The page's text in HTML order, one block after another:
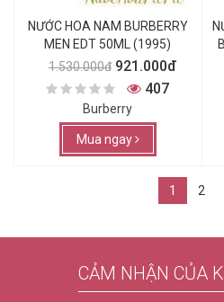
NƯỚC HOA NAM BURBERRY
MEN EDT 50ML (1995)
1.530.000đ 921.000đ
407
Burberry
Mua ngay
1 2
CẢM NHẬN CỦA